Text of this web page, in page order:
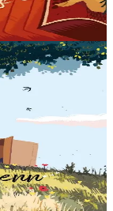
passent des
nouveau petit